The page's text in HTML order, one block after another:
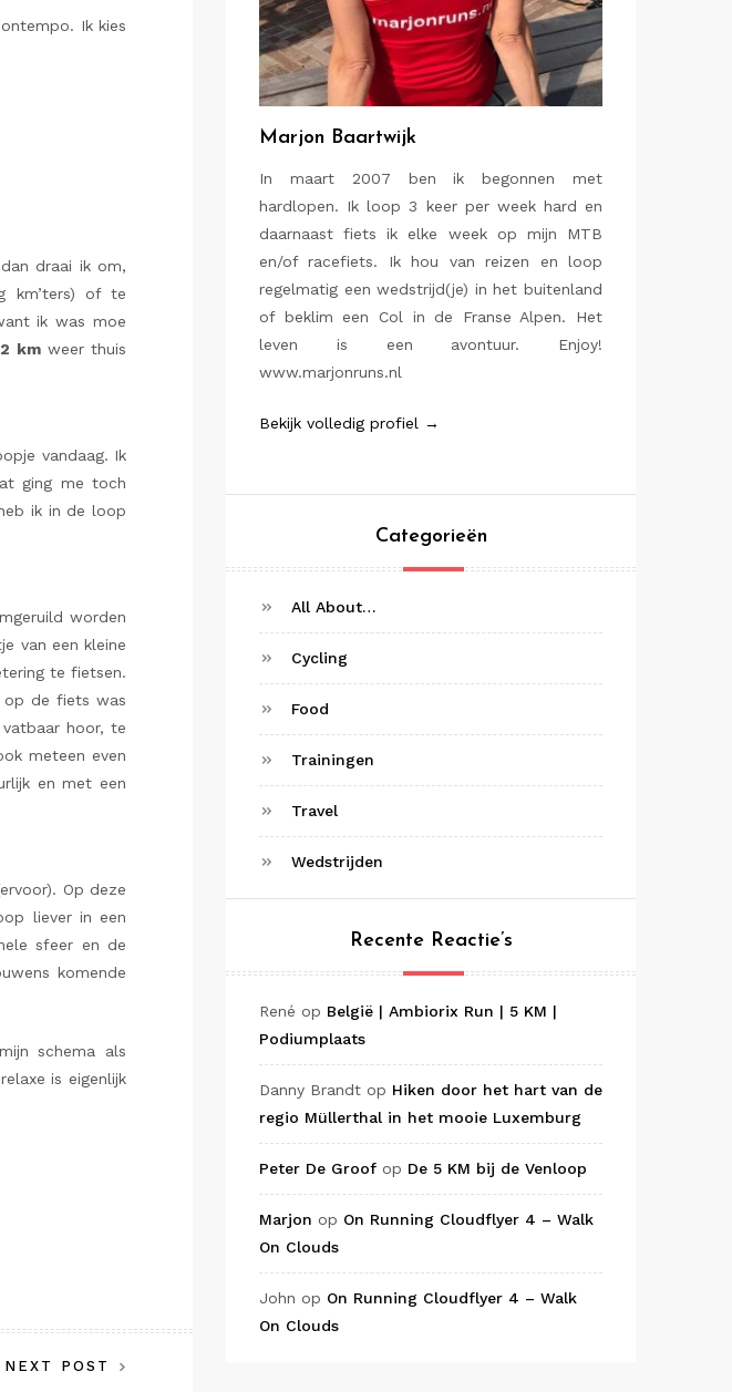
Ik kies
draai ik om,
km’ters) of te
ik was moe
kmweer thuis
vandaag. Ik
ging me toch
ik in de loop
worden
van een kleine
te fietsen.
op de fiets was
hoor, te
meteen even
en met een
Op deze
liever in een
sfeer en de
komende
schema als
is eigenlijk
NEXT POST
Marjon Baartwijk
In maart 2007 ben ik begonnen met
hardlopen. Ik loop 3 keer per week hard en
daarnaast fiets ik elke week op mijn MTB
en/of racefiets. Ik hou van reizen en loop
regelmatig een wedstrijd(je) in het buitenland
of beklim een Col in de Franse Alpen. Het
leven is een avontuur. Enjoy!
www.marjonruns.nl
Bekijk volledig profiel →
Categorieën
All About…
Cycling
Food
Trainingen
Travel
Wedstrijden
Recente Reactie’s
René op België | Ambiorix Run | 5 KM |
Podiumplaats
Danny Brandt op Hiken door het hart van de
regio Müllerthal in het mooie Luxemburg
Peter De Groof op De 5 KM bij de Venloop
Marjon op On Running Cloudflyer 4 – Walk
On Clouds
John op On Running Cloudflyer 4 – Walk
On Clouds